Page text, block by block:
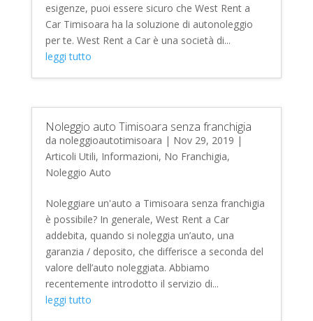
esigenze, puoi essere sicuro che West Rent a
Car Timisoara ha la soluzione di autonoleggio
per te. West Rent a Car è una società di...
leggi tutto
Noleggio auto Timisoara senza franchigia
da noleggioautotimisoara | Nov 29, 2019 |
Articoli Utili, Informazioni, No Franchigia,
Noleggio Auto
Noleggiare un'auto a Timisoara senza franchigia
è possibile? In generale, West Rent a Car
addebita, quando si noleggia un’auto, una
garanzia / deposito, che differisce a seconda del
valore dell’auto noleggiata. Abbiamo
recentemente introdotto il servizio di...
leggi tutto